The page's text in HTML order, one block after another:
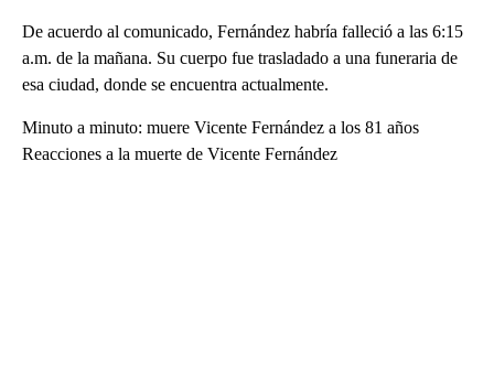
De acuerdo al comunicado, Fernández habría falleció a las 6:15
a.m. de la mañana. Su cuerpo fue trasladado a una funeraria de
esa ciudad, donde se encuentra actualmente.
Minuto a minuto: muere Vicente Fernández a los 81 años
Reacciones a la muerte de Vicente Fernández